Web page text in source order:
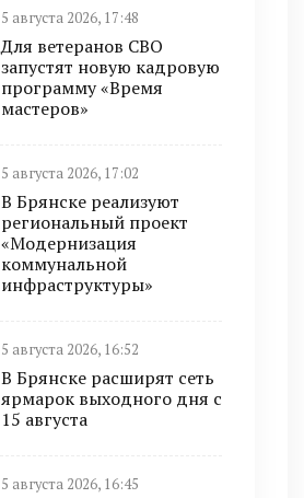
5 августа 2026, 17:48
Для ветеранов СВО
запустят новую кадровую
программу «Время
мастеров»
5 августа 2026, 17:02
В Брянске реализуют
региональный проект
«Модернизация
коммунальной
инфраструктуры»
5 августа 2026, 16:52
В Брянске расширят сеть
ярмарок выходного дня с
15 августа
5 августа 2026, 16:45